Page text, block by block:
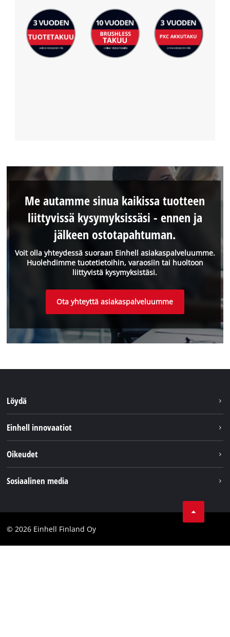
Voit olla yhteydessä suoraan Einhell asiakaspalveluumme.
Huolehdimme tuotetietoihin, varaosiin tai huoltoon
liittyvistä kysymyksistäsi.
Me autamme sinua kaikissa tuotteen
liittyvissä kysymyksissäsi - ennen ja
jälkeen ostotapahtuman.
Ota yhteyttä asiakaspalveluumme
Löydä
Einhell innovaatiot
Oikeudet
Compliance
Sosiaalinen media
Instagram
© 2026 Einhell Finland Oy